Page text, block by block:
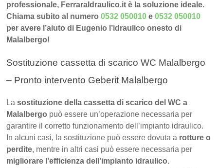
professionale, FerraraIdraulico.it è la soluzione ideale.
Chiama subito al numero0532 050010 e0532 050010
per avere l’aiuto di Eugenio l’idraulico onesto di
Malalbergo!
Sostituzione cassetta di scarico WC Malalbergo
– Pronto intervento Geberit Malalbergo
Lasostituzione della cassetta di scarico del WC a
Malalbergo può essere un’operazione necessaria per
garantire il corretto funzionamento dell’impianto idraulico.
In alcuni casi, la sostituzione può essere dovuta a rotture o
perdite, mentre in altri casi può essere necessaria per
migliorare l’efficienza dell’impianto idraulico.